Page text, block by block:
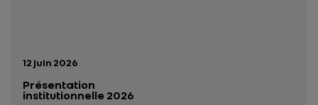
Date de publication:
12 juin 2026
Présentation
institutionnelle 2026